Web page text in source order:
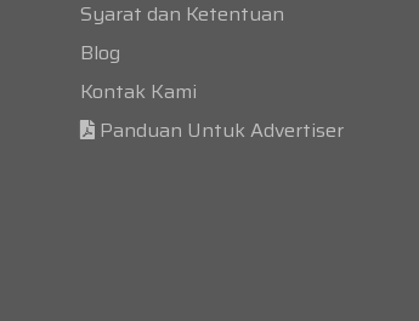
Syarat dan Ketentuan
Blog
Kontak Kami
Panduan Untuk Advertiser